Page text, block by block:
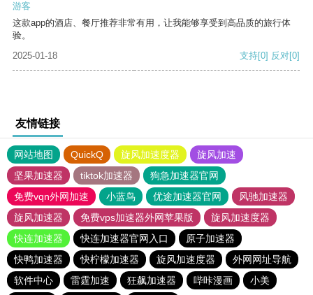
游客
这款app的酒店、餐厅推荐非常有用，让我能够享受到高品质的旅行体
验。
2025-01-18
支持[0] 反对[0]
友情链接
网站地图 QuickQ 旋风加速度器
旋风加速
坚果加速器
tiktok加速器
狗急加速器官网
免费vqn外网加速
小蓝鸟 优途加速器官网
风驰加速器
旋风加速器
免费vps加速器外网苹果版
旋风加速度器
快连加速器
快连加速器官网入口
原子加速器
快鸭加速器
快柠檬加速器 旋风加速度器
外网网址导航
软件中心
雷霆加速 狂飙加速器 哔咔漫画
小美